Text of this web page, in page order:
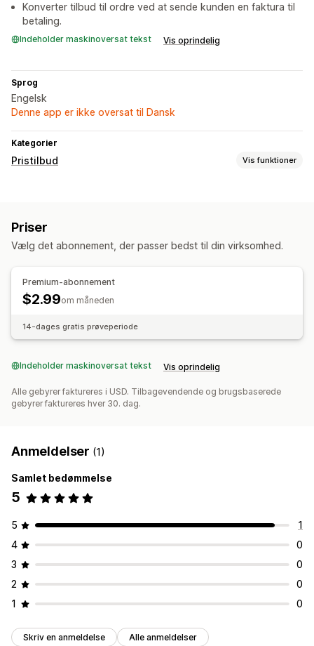
Konverter tilbud til ordre ved at sende kunden en faktura til
betaling.
Indeholder maskinoversat tekst Vis oprindelig
Sprog
Engelsk
Denne app er ikke oversat til Dansk
Kategorier
Pristilbud Vis funktioner
Notifikationer
Mailskabeloner Mailnotifikationer
Priser
Vælg det abonnement, der passer bedst til din virksomhed.
Premium-abonnement
$2.99om måneden
14-dages gratis prøveperiode
Indeholder maskinoversat tekst Vis oprindelig
Alle gebyrer faktureres i USD. Tilbagevendende og brugsbaserede
gebyrer faktureres hver 30. dag.
Anmeldelser (1)
Samlet bedømmelse
5
5
1
4
0
3
0
2
0
1
0
Skriv en anmeldelse Alle anmeldelser